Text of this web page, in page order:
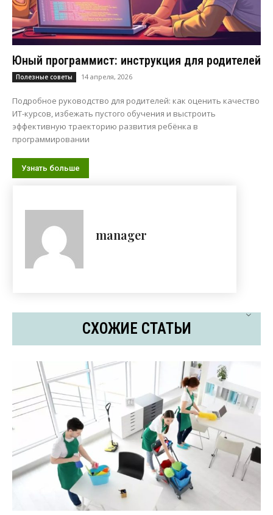
Юный программист: инструкция для родителей
Полезные советы 14 апреля, 2026
Подробное руководство для родителей: как оценить качество
ИТ-курсов, избежать пустого обучения и выстроить
эффективную траекторию развития ребёнка в
программировании
Узнать больше
manager
СХОЖИЕ СТАТЬИ